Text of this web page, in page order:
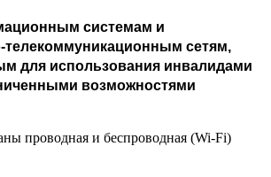
системам и
сетям,
для использования инвалидами
возможностями
проводная и беспроводная (Wi-Fi)